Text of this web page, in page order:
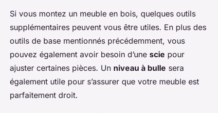
Si vous montez un meuble en bois, quelques outils
supplémentaires peuvent vous être utiles. En plus des
outils de base mentionnés précédemment, vous
pouvez également avoir besoin d’une scie pour
ajuster certaines pièces. Un niveau à bulle sera
également utile pour s’assurer que votre meuble est
parfaitement droit.